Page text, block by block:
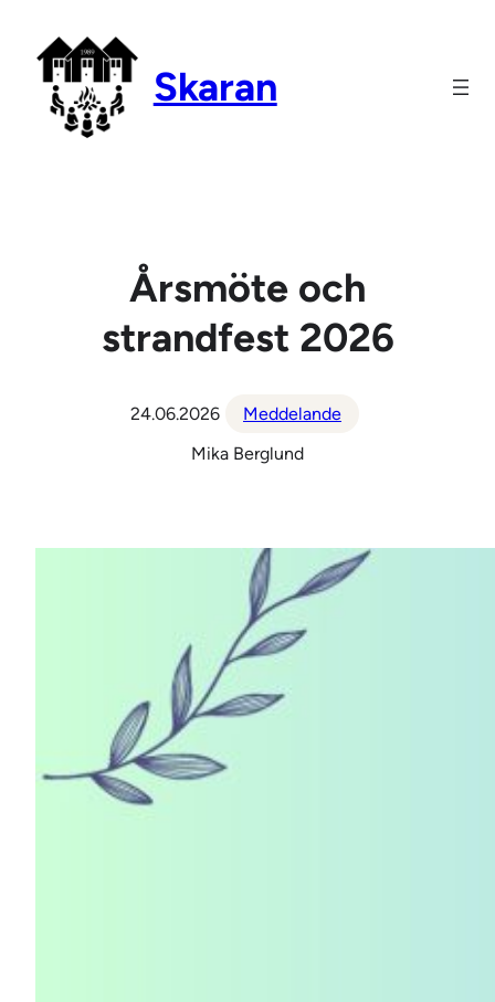
innehåll
Skaran
Årsmöte och
strandfest 2026
24.06.2026
Meddelande
Mika Berglund